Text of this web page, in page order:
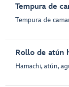
Tempura de
Tempura de
Rollo de atún
Hamachi, atún,